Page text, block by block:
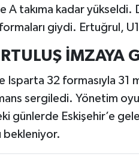
A takıma kadar
giydi. Ertuğrul,
İMZAYA
32 formasıyla 31
sergiledi. Yönetim
günlerde Eskişehir’e
bekleniyor.